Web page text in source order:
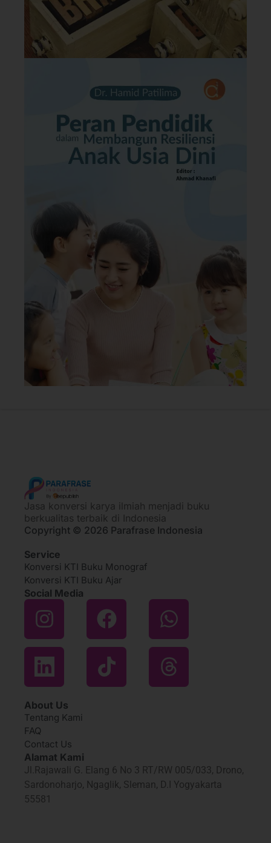
Jasa konversi karya ilmiah menjadi buku
berkualitas terbaik di Indonesia
Copyright © 2026 Parafrase Indonesia
Service
Konversi KTI Buku Monograf
Konversi KTI Buku Ajar
Social Media
About Us
Tentang Kami
FAQ
Contact Us
Alamat Kami
Jl.Rajawali G. Elang 6 No 3 RT/RW 005/033, Drono,
Sardonoharjo, Ngaglik, Sleman, D.I Yogyakarta
55581